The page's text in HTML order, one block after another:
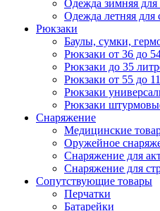
Одежда зимняя для
Одежда летняя для
Рюкзаки
Баулы, сумки,
Рюкзаки от 36 до
Рюкзаки до 35
Рюкзаки от 55 до
Рюкзаки
Рюкзаки
Снаряжение
Медицинские
Оружейное
Снаряжение для
Снаряжение для
Сопутствующие товары
Перчатки
Батарейки